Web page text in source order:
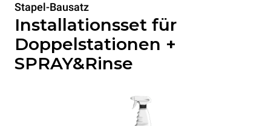
Stapel-Bausatz
Installationsset für
Doppelstationen +
SPRAY&Rinse